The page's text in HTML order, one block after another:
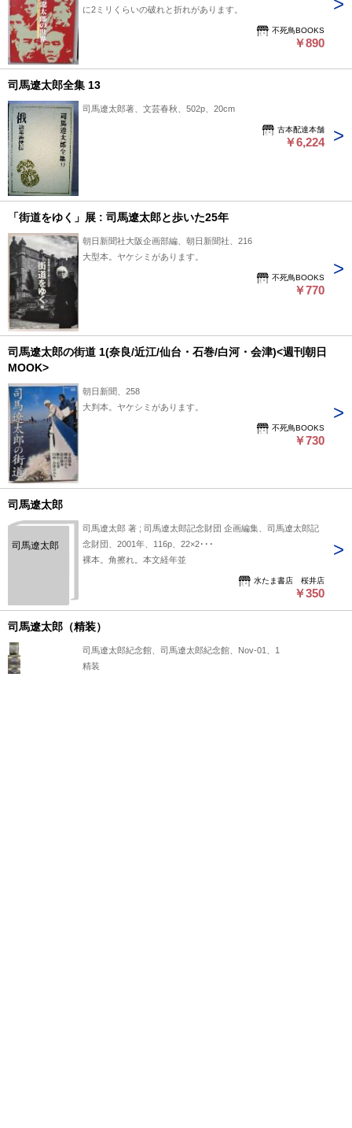
に2ミリくらいの破れと折れがあります。
不死鳥BOOKS
￥890
司馬遼太郎全集 13
司馬遼太郎著、文芸春秋、502p、20cm
古本配達本舗
￥6,224
「街道をゆく」展 : 司馬遼太郎と歩いた25年
朝日新聞社大阪企画部編、朝日新聞社、216
大型本。ヤケシミがあります。
不死鳥BOOKS
￥770
司馬遼太郎の街道 1(奈良/近江/仙台・石巻/白河・会津)<週刊朝日
MOOK>
朝日新聞、258
大判本。ヤケシミがあります。
不死鳥BOOKS
￥730
司馬遼太郎
司馬遼太郎
司馬遼太郎 著 ; 司馬遼太郎記念財団 企画編集、司馬遼太郎記
念財団、2001年、116p、22×2･･･
裸本。角擦れ。本文経年並
水たま書店 桜井店
￥350
司馬遼太郎（精装）
司馬遼太郎紀念館、司馬遼太郎紀念館、Nov-01、1
精装